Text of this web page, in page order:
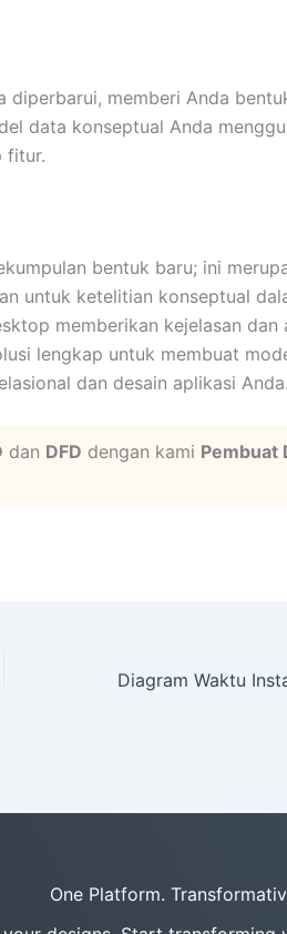
diperbarui, memberi Anda
data konseptual Anda
fitur.
bentuk baru; ini
untuk ketelitian konseptual
memberikan kejelasan dan
lengkap untuk membuat
dan desain aplikasi Anda.
dan DFD dengan kami Pembuat
One Platform.